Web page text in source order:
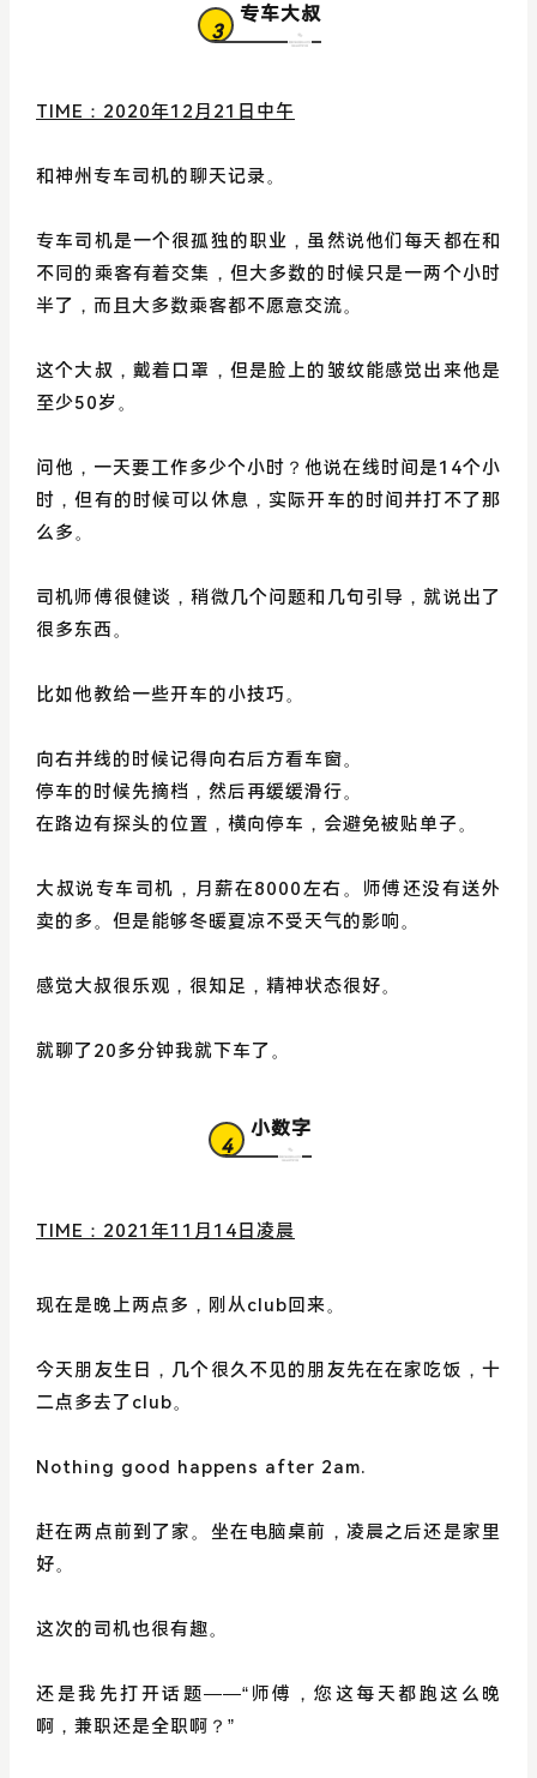
专车大叔
3
TIME：2020年12月21日中午
和神州专车司机的聊天记录。
专车司机是一个很孤独的职业，虽然说他们每天都在和
不同的乘客有着交集，但大多数的时候只是一两个小时
半了，而且大多数乘客都不愿意交流。
这个大叔，戴着口罩，但是脸上的皱纹能感觉出来他是
至少50岁。
问他，一天要工作多少个小时？他说在线时间是14个小
时，但有的时候可以休息，实际开车的时间并打不了那
么多。
司机师傅很健谈，稍微几个问题和几句引导，就说出了
很多东西。
比如他教给一些开车的小技巧。
向右并线的时候记得向右后方看车窗。
停车的时候先摘档，然后再缓缓滑行。
在路边有探头的位置，横向停车，会避免被贴单子。
大叔说专车司机，月薪在8000左右。师傅还没有送外
卖的多。但是能够冬暖夏凉不受天气的影响。
感觉大叔很乐观，很知足，精神状态很好。
就聊了20多分钟我就下车了。
小数字
4
TIME：2021年11月14日凌晨
现在是晚上两点多，刚从club回来。
今天朋友生日，几个很久不见的朋友先在在家吃饭，十
二点多去了club。
Nothing good happens after 2am.
赶在两点前到了家。坐在电脑桌前，凌晨之后还是家里
好。
这次的司机也很有趣。
还是我先打开话题——“师傅，您这每天都跑这么晚
啊，兼职还是全职啊？”